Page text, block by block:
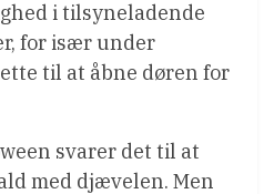
i tilsyneladende
for især under
til at åbne døren for
svarer det til at
med djævelen. Men